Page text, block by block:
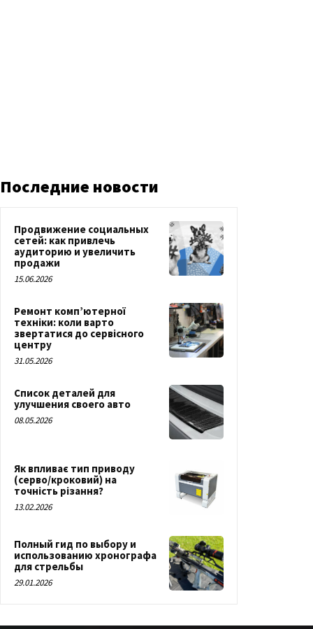
Последние новости
Продвижение социальных
сетей: как привлечь
аудиторию и увеличить
продажи
15.06.2026
Ремонт комп’ютерної
техніки: коли варто
звертатися до сервісного
центру
31.05.2026
Список деталей для
улучшения своего авто
08.05.2026
Як впливає тип приводу
(серво/кроковий) на
точність різання?
13.02.2026
Полный гид по выбору и
использованию хронографа
для стрельбы
29.01.2026